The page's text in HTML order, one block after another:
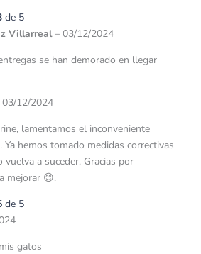
de 5
Villarreal– 03/12/2024
se han demorado en llegar
03/12/2024
lamentamos el inconveniente
Ya hemos tomado medidas correctivas
vuelva a suceder. Gracias por
mejorar 😊.
de 5
gatos